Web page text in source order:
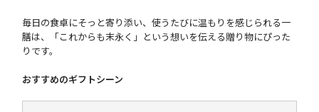
毎日の食卓にそっと寄り添い、使うたびに温もりを感じられる一
膳は、「これからも末永く」という想いを伝える贈り物にぴった
りです。
おすすめのギフトシーン